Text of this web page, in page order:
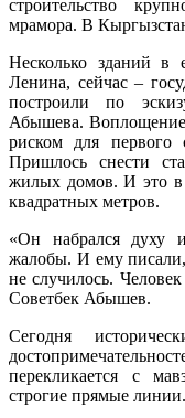
строительство
мрамора. В
Несколько зданий
Ленина, сейчас –
построили по
Абышева. Воплощение
риском для первого
Пришлось снести
жилых домов. И это в
квадратных метров.
«Он набрался духу
жалобы. И ему писали,
не случилось.
Советбек Абышев.
Сегодня
перекликается с
строгие прямые линии.